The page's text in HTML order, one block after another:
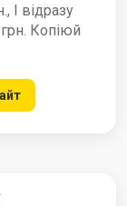
І відразу
Копіюй